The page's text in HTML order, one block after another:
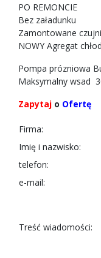
PO REMONCIE
Bez załadunku
Zamontowane
NOWY Agregat
Pompa prózniowa
Maksymalny wsad
Zapytaj o Ofertę
Firma:
Imię i nazwisko:
telefon:
e-mail:
Treść wiadomości: